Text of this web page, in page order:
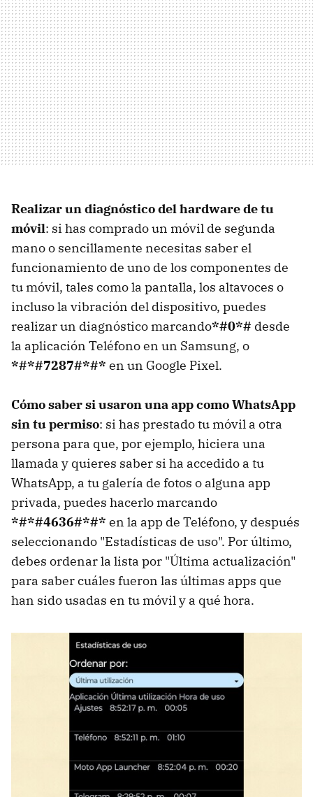
Realizar un diagnóstico del hardware de tu
móvil: si has comprado un móvil de segunda
mano o sencillamente necesitas saber el
funcionamiento de uno de los componentes de
tu móvil, tales como la pantalla, los altavoces o
incluso la vibración del dispositivo, puedes
realizar un diagnóstico marcando*#0*# desde
la aplicación Teléfono en un Samsung, o
*#*#7287#*#* en un Google Pixel.
Cómo saber si usaron una app como WhatsApp
sin tu permiso: si has prestado tu móvil a otra
persona para que, por ejemplo, hiciera una
llamada y quieres saber si ha accedido a tu
WhatsApp, a tu galería de fotos o alguna app
privada, puedes hacerlo marcando
*#*#4636#*#* en la app de Teléfono, y después
seleccionando "Estadísticas de uso". Por último,
debes ordenar la lista por "Última actualización"
para saber cuáles fueron las últimas apps que
han sido usadas en tu móvil y a qué hora.